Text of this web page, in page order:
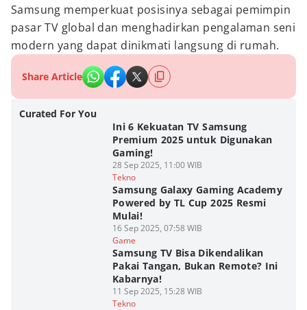
Samsung memperkuat posisinya sebagai pemimpin
pasar TV global dan menghadirkan pengalaman seni
modern yang dapat dinikmati langsung di rumah.
Share Article
Curated For You
Ini 6 Kekuatan TV Samsung
Premium 2025 untuk Digunakan
Gaming!
28 Sep 2025, 11:00 WIB
Tekno
Samsung Galaxy Gaming Academy
Powered by TL Cup 2025 Resmi
Mulai!
16 Sep 2025, 07:58 WIB
Game
Samsung TV Bisa Dikendalikan
Pakai Tangan, Bukan Remote? Ini
Kabarnya!
11 Sep 2025, 15:28 WIB
Tekno